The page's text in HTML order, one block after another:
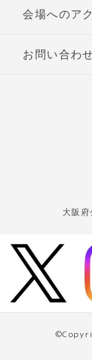
会場へのア
お問い合わ
大阪